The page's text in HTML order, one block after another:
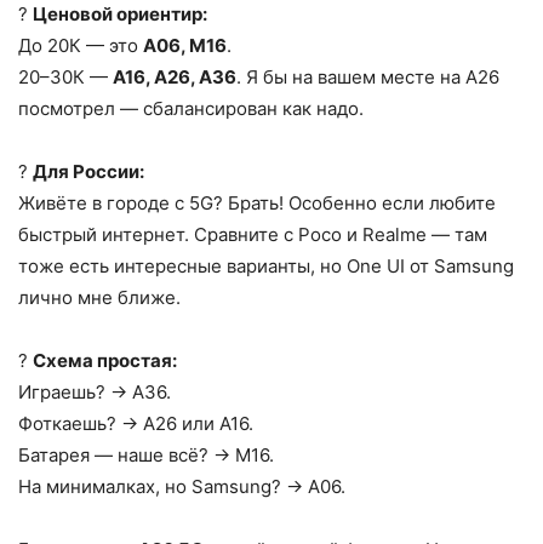
? Ценовой ориентир:
До 20К — это A06, M16.
20–30К — A16, A26, A36. Я бы на вашем месте на A26
посмотрел — сбалансирован как надо.
? Для России:
Живёте в городе с 5G? Брать! Особенно если любите
быстрый интернет. Сравните с Poco и Realme — там
тоже есть интересные варианты, но One UI от Samsung
лично мне ближе.
? Схема простая:
Играешь? → A36.
Фоткаешь? → A26 или A16.
Батарея — наше всё? → M16.
На минималках, но Samsung? → A06.